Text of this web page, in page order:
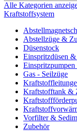
Alle Kategorien
Kraftstoffsystem
Abstellzüge &
Düsenstock
Einspritzdüsen
Gas - Seilzüge
Kraftstofftank &
Vorfilter &
Zubehör